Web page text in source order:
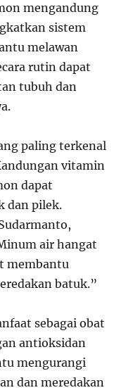
mengandung
sistem
melawan
rutin dapat
tubuh dan
paling terkenal
vitamin
dapat
dan pilek.
air hangat
membantu
batuk.”
sebagai obat
antioksidan
mengurangi
dan meredakan